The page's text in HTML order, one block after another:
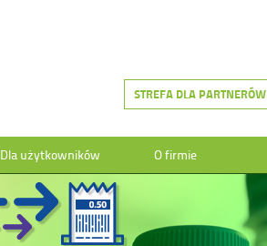
STREFA DLA PARTNERÓW
Dla użytkowników O firmie